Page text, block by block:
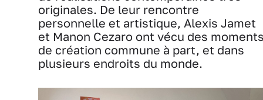
originales. De leur rencontre
personnelle et artistique, Alexis Jamet
et Manon Cezaro ont vécu des
de création commune à part, et dans
plusieurs endroits du monde.